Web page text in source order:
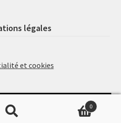
légales
et cookies
0
Soutenir Philippe Randa